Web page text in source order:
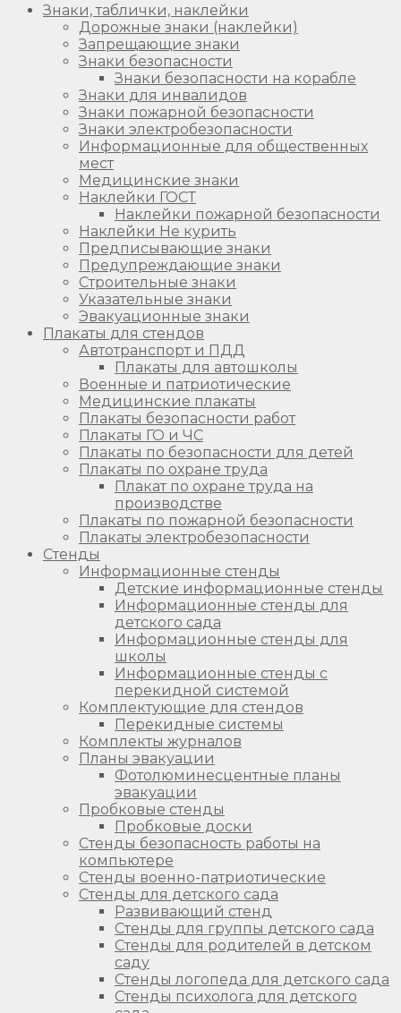
Знаки, таблички, наклейки
Дорожные знаки (наклейки)
Запрещающие знаки
Знаки безопасности
Знаки безопасности на корабле
Знаки для инвалидов
Знаки пожарной безопасности
Знаки электробезопасности
Информационные для общественных
мест
Медицинские знаки
Наклейки ГОСТ
Наклейки пожарной безопасности
Наклейки Не курить
Предписывающие знаки
Предупреждающие знаки
Строительные знаки
Указательные знаки
Эвакуационные знаки
Плакаты для стендов
Автотранспорт и ПДД
Плакаты для автошколы
Военные и патриотические
Медицинские плакаты
Плакаты безопасности работ
Плакаты ГО и ЧС
Плакаты по безопасности для детей
Плакаты по охране труда
Плакат по охране труда на
производстве
Плакаты по пожарной безопасности
Плакаты электробезопасности
Стенды
Информационные стенды
Детские информационные стенды
Информационные стенды для
детского сада
Информационные стенды для
школы
Информационные стенды с
перекидной системой
Комплектующие для стендов
Перекидные системы
Комплекты журналов
Планы эвакуации
Фотолюминесцентные планы
эвакуации
Пробковые стенды
Пробковые доски
Стенды безопасность работы на
компьютере
Стенды военно-патриотические
Стенды для детского сада
Развивающий стенд
Стенды для группы детского сада
Стенды для родителей в детском
саду
Стенды логопеда для детского сада
Стенды психолога для детского